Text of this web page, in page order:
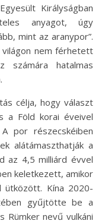
Királyságban
anyagot, úgy
mint az aranypor”.
nem férhetett
számára hatalmas
célja, hogy választ
a Föld korai éveivel
por részecskéiben
alátámaszthatják a
az 4,5 milliárd évvel
keletkezett, amikor
Kína 2020-
gyűjtötte be a
Rümker nevű vulkáni